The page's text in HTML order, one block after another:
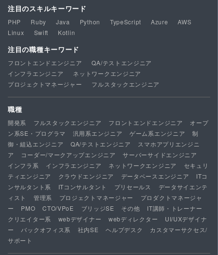
注目のスキルキーワード
PHP Ruby Java Python TypeScript Azure
AWS
Linux
Swift Kotlin
注目の職種キーワード
フロントエンドエンジニア
QA/テストエンジニア
インフラエンジニア
ネットワークエンジニア
プロジェクトマネージャー
フルスタックエンジニア
職種
開発系 フルスタックエンジニア フロントエンドエンジニア
オープ
ン系SE・プログラマ
汎用系エンジニア ゲーム系エンジニア
制
御・組込エンジニア
QA/テストエンジニア
スマホアプリエンジニ
ア
コーダー/マークアップエンジニア
サーバーサイドエンジニア
インフラ系
インフラエンジニア ネットワークエンジニア
セキュリ
ティエンジニア
クラウドエンジニア データベースエンジニア
ITコ
ンサルタント系
ITコンサルタント プリセールス
データサイエンテ
ィスト
管理系 プロジェクトマネージャー
プロダクトマネージャ
ー
PMO CTO/VPoE ブリッジSE その他
IT講師・トレーナー
クリエイター系
webデザイナー webディレクター
UI/UXデザイナ
ー
バックオフィス系 社内SE ヘルプデスク
カスタマーサクセス/
サポート